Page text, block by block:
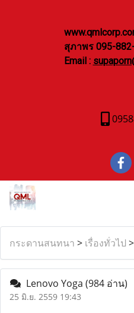
สุภาพร 095-
Email :
กระดานสนทนา > เรื่องทั่วไป >
Lenovo Yoga (984 อ่าน)
25 มิ.ย. 2559 19:43